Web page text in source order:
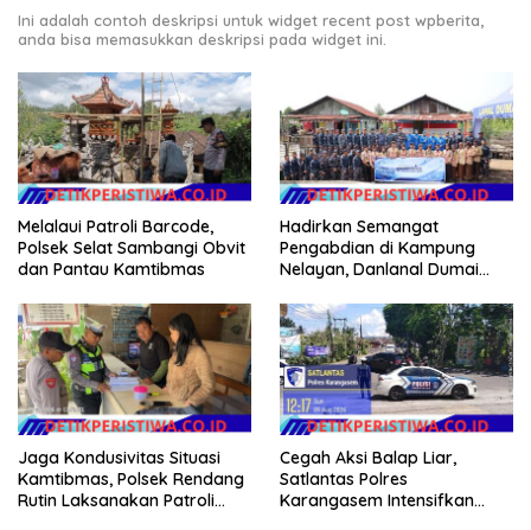
Ini adalah contoh deskripsi untuk widget recent post wpberita,
anda bisa memasukkan deskripsi pada widget ini.
Melalaui Patroli Barcode,
Polsek Selat Sambangi Obvit
dan Pantau Kamtibmas
Hadirkan Semangat
Pengabdian di Kampung
Nelayan, Danlanal Dumai
Bersih Pantai
Jaga Kondusivitas Situasi
Kamtibmas, Polsek Rendang
Rutin Laksanakan Patroli
Cegah Aksi Balap Liar,
Satlantas Polres
Karangasem Intensifkan